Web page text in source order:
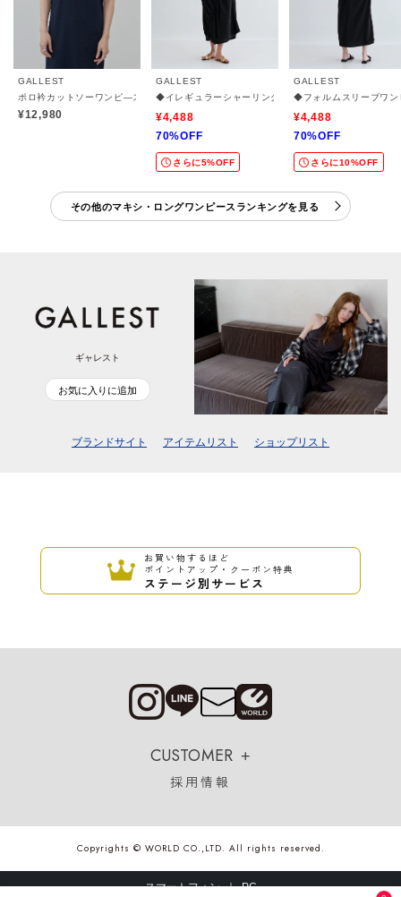
GALLEST
ポロ衿カットソーワンピ―ス
¥12,980
GALLEST
◆イレギュラーシャーリングワンピース
¥4,488
70%OFF
さらに5%OFF
GALLEST
◆フォルムスリーブワン
¥4,488
70%OFF
さらに10%OFF
その他のマキシ・ロングワンピースランキングを見る
ギャレスト
お気に入りに追加
ブランドサイト アイテムリスト ショップリスト
お買い物するほど
ポイントアップ・クーポン特典
ステージ別サービス
CUSTOMER
採用情報
Copyrights © WORLD CO.,LTD. All rights reserved.
スマートフォン ｜PC